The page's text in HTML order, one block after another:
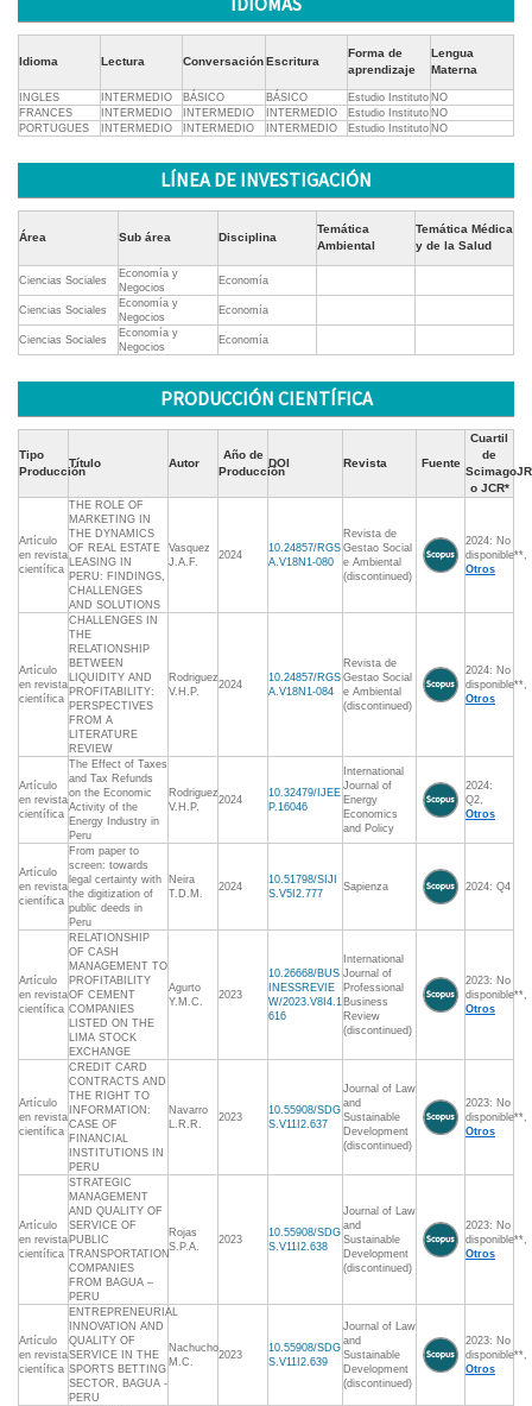
Idioma Lectura ConversaciónEscritura
Forma de
aprendizaje
Lengua
Materna
INGLES INTERMEDIO BÁSICO BÁSICO Estudio Instituto NO
FRANCES
INTERMEDIO INTERMEDIO INTERMEDIO Estudio Instituto NO
PORTUGUES
INTERMEDIO INTERMEDIO INTERMEDIO Estudio Instituto NO
LÍNEA DE INVESTIGACIÓN
Área Sub área Disciplina
Temática
Ambiental
Temática Médica
y de la Salud
Ciencias Sociales
Economía y
Negocios
Economía
Ciencias Sociales
Economía y
Negocios
Economía
Ciencias Sociales
Economía y
Negocios
Economía
PRODUCCIÓN CIENTÍFICA
Tipo
Producción
Título Autor
Año de
Producción
DOI Revista Fuente
Cuartil
de
ScimagoJR
o JCR*
Artículo
en revista
científica
THE ROLE OF
MARKETING IN
THE DYNAMICS
OF REAL ESTATE
LEASING IN
PERU: FINDINGS,
CHALLENGES
AND SOLUTIONS
Vasquez
J.A.F.
2024
10.24857/RGS
A.V18N1-080
Revista de
Gestao Social
e Ambiental
(discontinued)
2024: No
disponible**,
Otros
Artículo
en revista
científica
CHALLENGES IN
THE
RELATIONSHIP
BETWEEN
LIQUIDITY AND
PROFITABILITY:
PERSPECTIVES
FROM A
LITERATURE
REVIEW
Rodriguez
V.H.P.
2024
10.24857/RGS
A.V18N1-084
Revista de
Gestao Social
e Ambiental
(discontinued)
2024: No
disponible**,
Otros
Artículo
en revista
científica
The Effect of Taxes
and Tax Refunds
on the Economic
Activity of the
Energy Industry in
Peru
Rodriguez
V.H.P.
2024
10.32479/IJEE
P.16046
International
Journal of
Energy
Economics
and Policy
2024:
Q2,
Otros
Artículo
en revista
científica
From paper to
screen: towards
legal certainty with
the digitization of
public deeds in
Peru
Neira
T.D.M.
2024
10.51798/SIJI
S.V5I2.777
Sapienza 2024: Q4
Artículo
en revista
científica
RELATIONSHIP
OF CASH
MANAGEMENT TO
PROFITABILITY
OF CEMENT
COMPANIES
LISTED ON THE
LIMA STOCK
EXCHANGE
Agurto
Y.M.C.
2023
10.26668/BUS
INESSREVIE
W/2023.V8I4.1
616
International
Journal of
Professional
Business
Review
(discontinued)
2023: No
disponible**,
Otros
Artículo
en revista
científica
CREDIT CARD
CONTRACTS AND
THE RIGHT TO
INFORMATION:
CASE OF
FINANCIAL
INSTITUTIONS IN
PERU
Navarro
L.R.R.
2023
10.55908/SDG
S.V11I2.637
Journal of Law
and
Sustainable
Development
(discontinued)
2023: No
disponible**,
Otros
Artículo
en revista
científica
STRATEGIC
MANAGEMENT
AND QUALITY OF
SERVICE OF
PUBLIC
TRANSPORTATION
COMPANIES
FROM BAGUA –
PERU
Rojas
S.P.A.
2023
10.55908/SDG
S.V11I2.638
Journal of Law
and
Sustainable
Development
(discontinued)
2023: No
disponible**,
Otros
Artículo
en revista
científica
ENTREPRENEURIAL
INNOVATION AND
QUALITY OF
SERVICE IN THE
SPORTS BETTING
SECTOR, BAGUA -
PERU
Nachucho
M.C.
2023
10.55908/SDG
S.V11I2.639
Journal of Law
and
Sustainable
Development
(discontinued)
2023: No
disponible**,
Otros